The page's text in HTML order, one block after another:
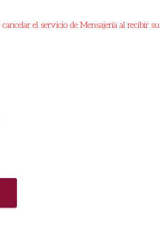
el servicio de Mensajería al recibir su